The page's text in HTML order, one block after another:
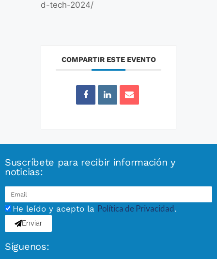
d-tech-2024/
COMPARTIR ESTE EVENTO
Suscríbete para recibir información y
noticias:
He leído y acepto la Política de Privacidad.
Enviar
Síguenos: